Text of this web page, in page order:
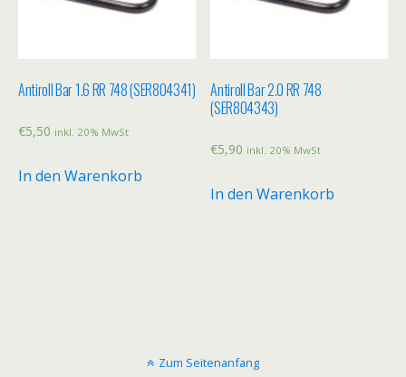
Antiroll Bar 1.6 RR 748 (SER804341)
€5,50 inkl. 20% MwSt
In den Warenkorb
Antiroll Bar 2.0 RR 748
(SER804343)
€5,90 inkl. 20% MwSt
In den Warenkorb
Zum Seitenanfang